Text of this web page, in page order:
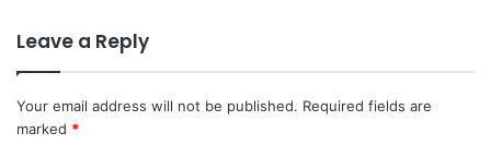
Leave a Reply
Your email address will not be published. Required fields are
marked *